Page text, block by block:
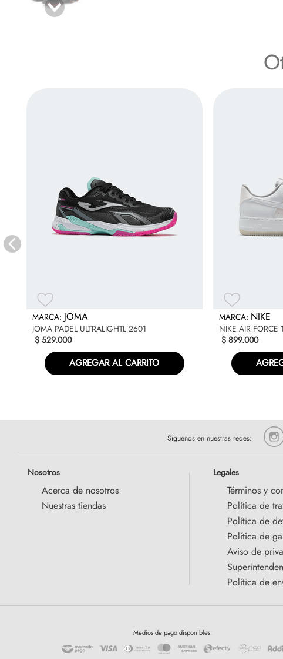
JOMA
JOMA PADEL ULTRALIGHTL 2601
$ 529.000
AGREGAR AL CARRITO
NIKE
NIKE AIR FORCE
$ 899.000
Síguenos en nuestras redes:
Nosotros
Acerca de nosotros
Nuestras tiendas
Legales
Términos y
Política de
Política de
Política de
Aviso de
Política de
Medios de pago disponibles: